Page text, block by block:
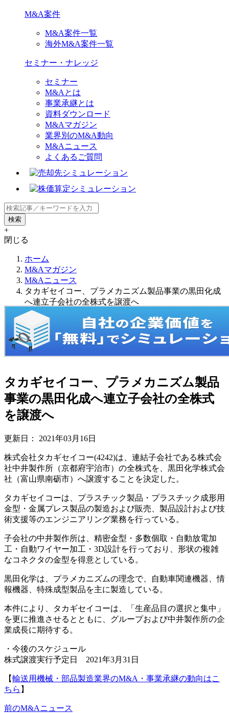
M&A案件
M&A案件一覧
海外M&A案件一覧
セミナー・ナレッジ
セミナー
M&Aとは
事業承継とは
資料ダウンロード
M&Aマガジン
業界別のM&A動向
M&Aニュース
よくあるご質問
+
閉じる
ホーム
M&Aマガジン
M&Aニュース
タカギセイコー、プラメカニズム製品事業の黒田化成
へ連立子会社の全株式を譲渡へ
タカギセイコー、プラメカニズム製品
事業の黒田化成へ連立子会社の全株式
を譲渡へ
更新日： 2021年03月16日
株式会社タカギセイコー(4242)は、連結子会社である株式会
社中井製作所（京都府宇治市）の全株式を、黒田化学株式会
社（富山県南砺市）へ譲渡することを決定した。
タカギセイコーは、プラスチック製品・プラスチック成形用
金型・金属プレス製品の製造および販売、製品設計および技
術支援等のエンジニアリング業務を行っている。
子会社の中井製作所は、精密金型・多数個取・自動放電加
工・自動ワイヤー加工・3D設計を行っており、形状の複雑
なコネクタの金型を得意としている。
黒田化学は、プラメカニズムの理念で、自動車関連機器、情
報機器、特殊成型製品を主に製造している。
本件により、タカギセイコーは、「生産品目の選択と集中」
を更に推進させるとともに、グループおよび中井製作所の企
業成長に期待する。
・今後のスケジュール
株式譲渡実行予定日 2021年3月31日
【輸送用機械・部品製造業界のM&A・事業承継の動向はこ
ちら 】
前のM&Aニュース